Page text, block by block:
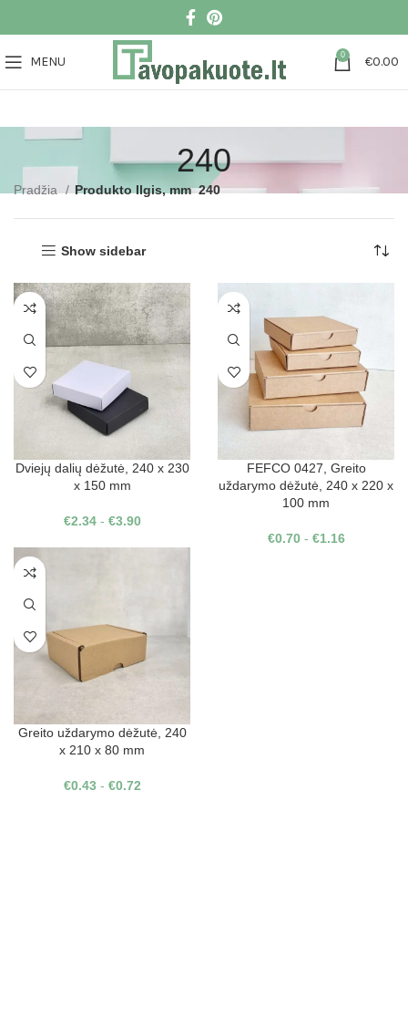
MENU 0 €0.00
240
Pradžia Produkto Ilgis, mm 240
Show sidebar
Dviejų dalių dėžutė, 240 x 230
x 150 mm
€2.34- €3.90
FEFCO 0427, Greito
uždarymo dėžutė, 240 x 220 x
100 mm
€0.70- €1.16
Greito uždarymo dėžutė, 240
x 210 x 80 mm
€0.43- €0.72